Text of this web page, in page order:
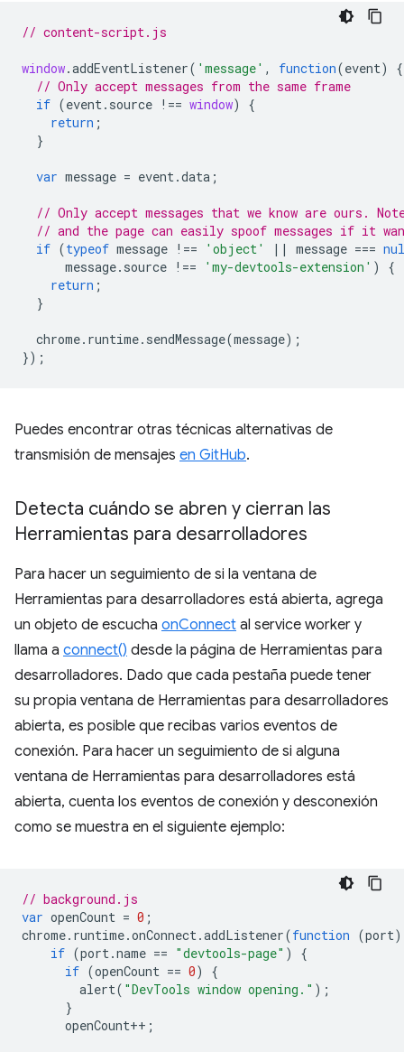
// content-script.js
window.addEventListener( 'message' , function(event)
{
// Only accept messages from the same frame
if (event. source !== window)
{
return ;
}
var message = event.data ;
// Only accept messages that we know are ours.
// and the page can easily spoof messages if it
if (typeof message !== 'object' || message ===
message. source !== 'my-devtools-extension' )
{
return ;
}
chrome. runtime. sendMessage(message);
});
Puedes encontrar otras técnicas alternativas de
transmisión de mensajes en GitHub.
Detecta cuándo se abren y cierran las
Herramientas para desarrolladores
Para hacer un seguimiento de si la ventana de
Herramientas para desarrolladores está abierta, agrega
un objeto de escucha onConnect al service worker y
llama a connect() desde la página de Herramientas para
desarrolladores. Dado que cada pestaña puede tener
su propia ventana de Herramientas para desarrolladores
abierta, es posible que recibas varios eventos de
conexión. Para hacer un seguimiento de si alguna
ventana de Herramientas para desarrolladores está
abierta, cuenta los eventos de conexión y desconexión
como se muestra en el siguiente ejemplo:
// background.js
var openCount = 0 ;
chrome. runtime.onConnect.addListener(function (port)
if (port.name == "devtools-page" )
{
if (openCount == 0)
{
alert( "DevTools window opening." );
}
openCount++ ;